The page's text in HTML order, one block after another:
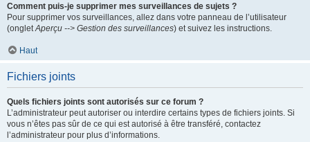
Comment puis-je supprimer mes surveillances de sujets ?
Pour supprimer vos surveillances, allez dans votre panneau de l’utilisateur
(ongletAperçu --> Gestion des surveillances) et suivez les instructions.
Haut
Fichiers joints
Quels fichiers joints sont autorisés sur ce forum ?
L’administrateur peut autoriser ou interdire certains types de fichiers joints. Si
vous n’êtes pas sûr de ce qui est autorisé à être transféré, contactez
l’administrateur pour plus d’informations.